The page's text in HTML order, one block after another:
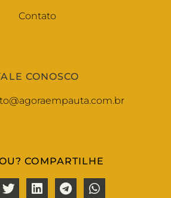
Contato
CONOSCO
COMPARTILHE